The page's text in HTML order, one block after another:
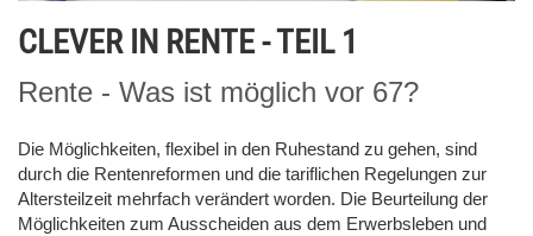
CLEVER IN RENTE - TEIL 1
Rente - Was ist möglich vor 67?
Die Möglichkeiten, flexibel in den Ruhestand zu gehen, sind
durch die Rentenreformen und die tariflichen Regelungen zur
Altersteilzeit mehrfach verändert worden. Die Beurteilung der
Möglichkeiten zum Ausscheiden aus dem Erwerbsleben und